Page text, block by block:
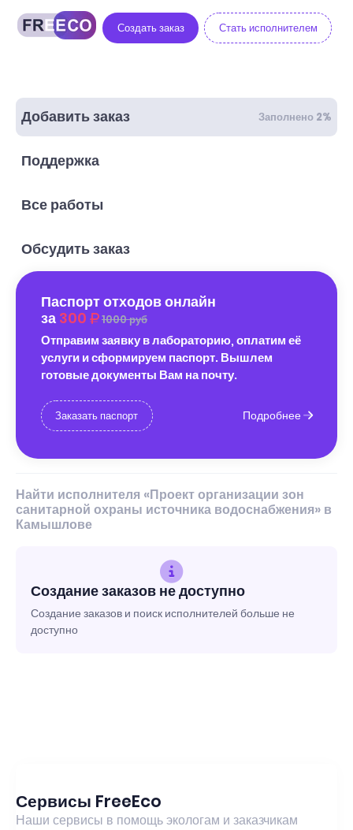
Создать заказ Стать исполнителем
Добавить заказ Заполнено 2%
Поддержка
Все работы
Обсудить заказ
Паспорт отходов онлайн
за 300 1000 руб
Отправим заявку в лабораторию, оплатим её
услуги и сформируем паспорт. Вышлем
готовые документы Вам на почту.
Заказать паспорт Подробнее
Найти исполнителя «Проект организации зон
санитарной охраны источника водоснабжения» в
Камышлове
Создание заказов не доступно
Создание заказов и поиск исполнителей больше не
доступно
Сервисы FreeEco
Наши сервисы в помощь экологам и заказчикам